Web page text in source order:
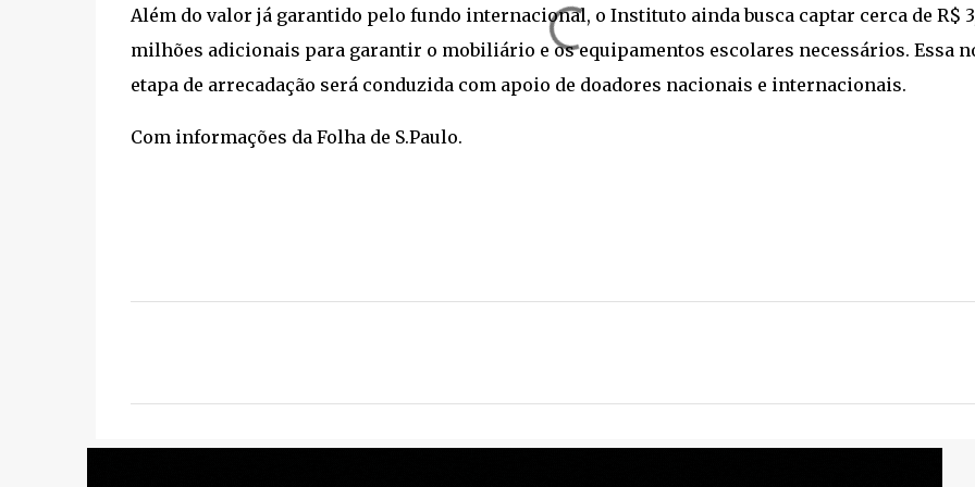
Além do valor já garantido pelo fundo internacional, o Instituto ainda busca captar cerca de R$
milhões adicionais para garantir o mobiliário e os equipamentos escolares necessários. Essa
etapa de arrecadação será conduzida com apoio de doadores nacionais e internacionais.
Com informações da Folha de S.Paulo.